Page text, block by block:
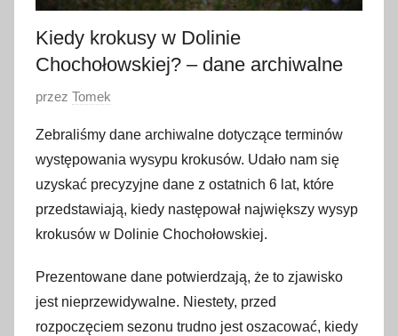
Kiedy krokusy w Dolinie
Chochołowskiej? – dane archiwalne
O
u
b
l
i
k
w
a
n
przez Tomek
Zebraliśmy dane archiwalne dotyczące terminów
występowania wysypu krokusów. Udało nam się
uzyskać precyzyjne dane z ostatnich 6 lat, które
przedstawiają, kiedy następował największy wysyp
krokusów w Dolinie Chochołowskiej.
Prezentowane dane potwierdzają, że to zjawisko
jest nieprzewidywalne. Niestety, przed
rozpoczęciem sezonu trudno jest oszacować, kiedy